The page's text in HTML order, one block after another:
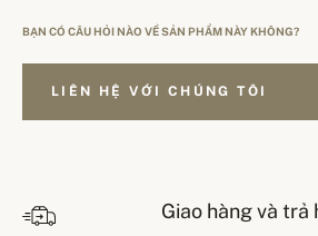
BẠN CÓ CÂU HỎI NÀO VỀ SẢN PHẨM NÀY KHÔNG?
LIÊN HỆ VỚI CHÚNG TÔI
Giao hàng và trả